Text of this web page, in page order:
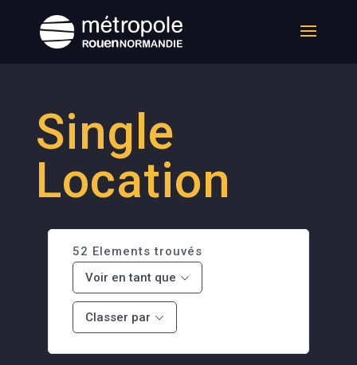
Single
Location
52 Elements trouvés
Voir en tant que
Classer par